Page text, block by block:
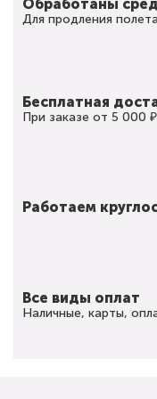
Обработаны
Для продления
Бесплатная
При заказе от 5 000 ₽
Работаем
Все виды оплат
Наличные, карты,